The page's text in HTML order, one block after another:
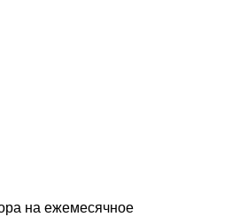
на ежемесячное